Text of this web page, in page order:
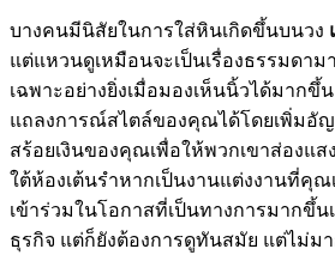
บางคนมีนิสัยในการใส่หินเกิดขึ้นบนวง
แต่แหวนดูเหมือนจะเป็นเรื่องธรรมดา
เฉพาะอย่างยิ่งเมื่อมองเห็นนิ้วได้มากขึ้
แถลงการณ์สไตล์ของคุณได้โดยเพิ่มอั
สร้อยเงินของคุณเพื่อให้พวกเขาส่องแ
ใต้ห้องเต้นรำหากเป็นงานแต่งงานที่คุ
เข้าร่วมในโอกาสที่เป็นทางการมากขึ้
ธุรกิจ แต่ก็ยังต้องการดูทันสมัย ​​แต่ไม่ม